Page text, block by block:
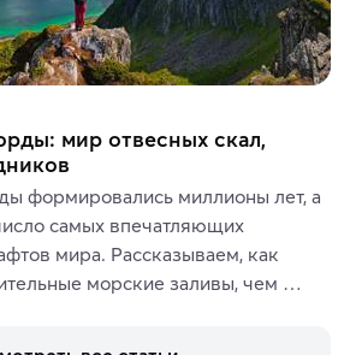
мир отвесных скал,
формировались миллионы лет, а
самых впечатляющих
мира. Рассказываем, как
морские заливы, чем